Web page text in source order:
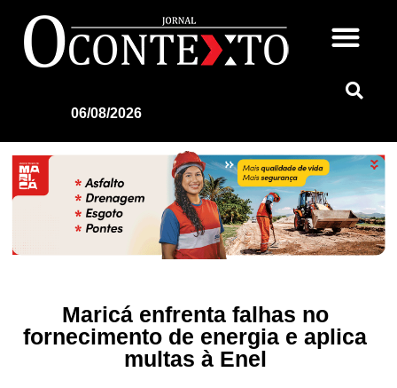
06/08/2026
Maricá enfrenta falhas no
fornecimento de energia e aplica
multas à Enel